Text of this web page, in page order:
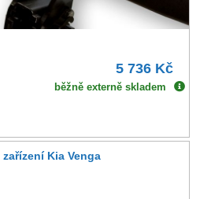
5 736 Kč
běžně externě skladem
zařízení Kia Venga